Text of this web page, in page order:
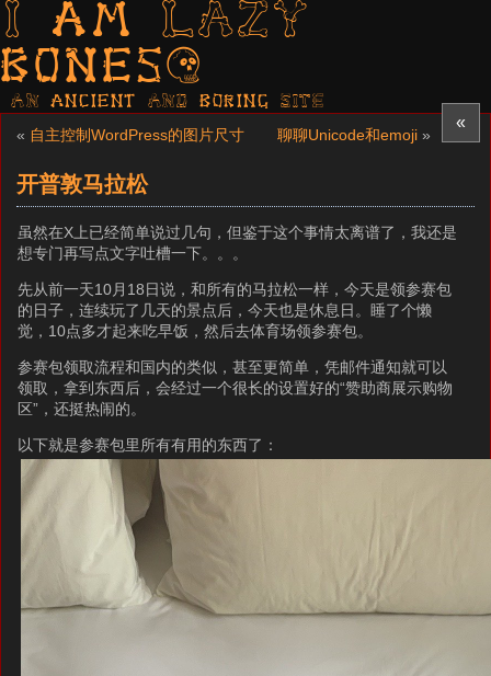
I am LAZY
bones?
AN ancient AND boring SITE
«
« 自主控制WordPress的图片尺寸 聊聊Unicode和emoji »
开普敦马拉松
虽然在X上已经简单说过几句，但鉴于这个事情太离谱了，我还是
想专门再写点文字吐槽一下。。。
先从前一天10月18日说，和所有的马拉松一样，今天是领参赛包
的日子，连续玩了几天的景点后，今天也是休息日。睡了个懒
觉，10点多才起来吃早饭，然后去体育场领参赛包。
参赛包领取流程和国内的类似，甚至更简单，凭邮件通知就可以
领取，拿到东西后，会经过一个很长的设置好的“赞助商展示购物
区”，还挺热闹的。
以下就是参赛包里所有有用的东西了：